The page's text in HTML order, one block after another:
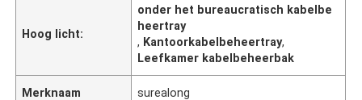
Hoog licht:
onder het bureaucratisch kabelbe
heertray
, Kantoorkabelbeheertray,
Leefkamer kabelbeheerbak
Merknaam surealong